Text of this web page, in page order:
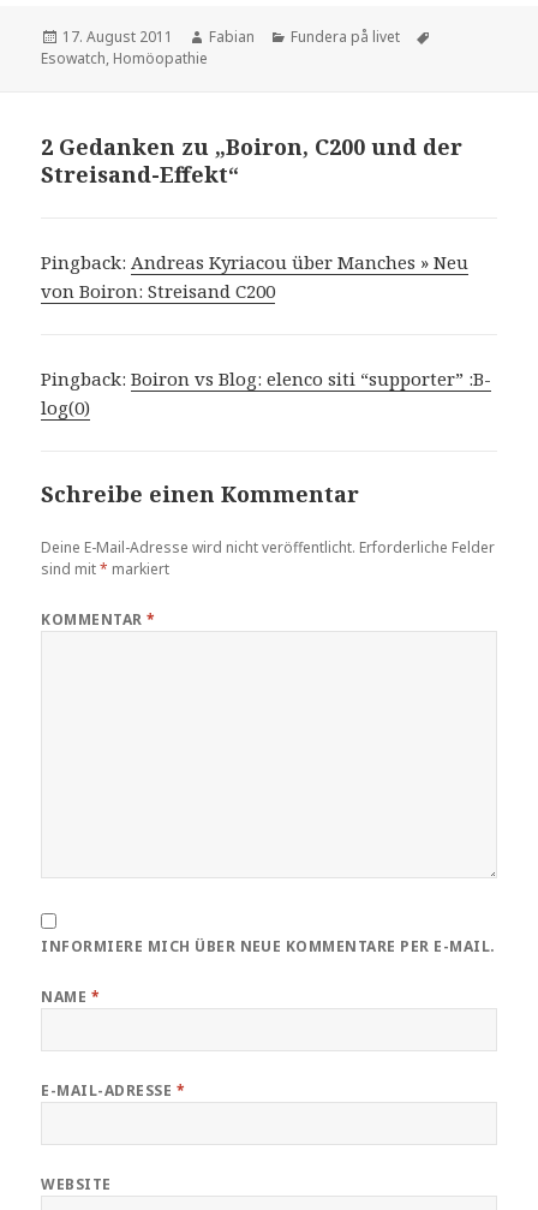
Veröffentlicht
am
17. August 2011 Autor
Fabian Kategorien
Fundera på livet
Esowatch, Homöopathie
2 Gedanken zu „Boiron, C200 und der
Streisand-Effekt“
Pingback:Andreas Kyriacou über Manches » Neu
von Boiron: Streisand C200
Pingback:Boiron vs Blog: elenco siti “supporter” :B-
log(0)
Schreibe einen Kommentar
Deine E-Mail-Adresse wird nicht veröffentlicht. Erforderliche Felder
sind mit* markiert
KOMMENTAR*
INFORMIERE MICH ÜBER NEUE KOMMENTARE PER E-MAIL.
NAME *
E-MAIL-ADRESSE *
WEBSITE